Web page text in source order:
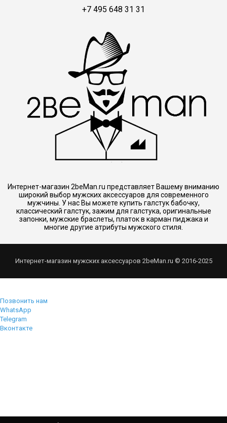
+7 495 648 31 31
Интернет-магазин 2beMan.ru представляет Вашему вниманию
широкий выбор мужских аксессуаров для современного
мужчины. У нас Вы можете купить галстук бабочку,
классический галстук, зажим для галстука, оригинальные
запонки, мужские браслеты, платок в карман пиджака и
многие другие атрибуты мужского стиля.
Интернет-магазин мужских аксессуаров 2beMan.ru © 2016-2025
Позвонить нам
WhatsApp
Telegram
Вконтакте